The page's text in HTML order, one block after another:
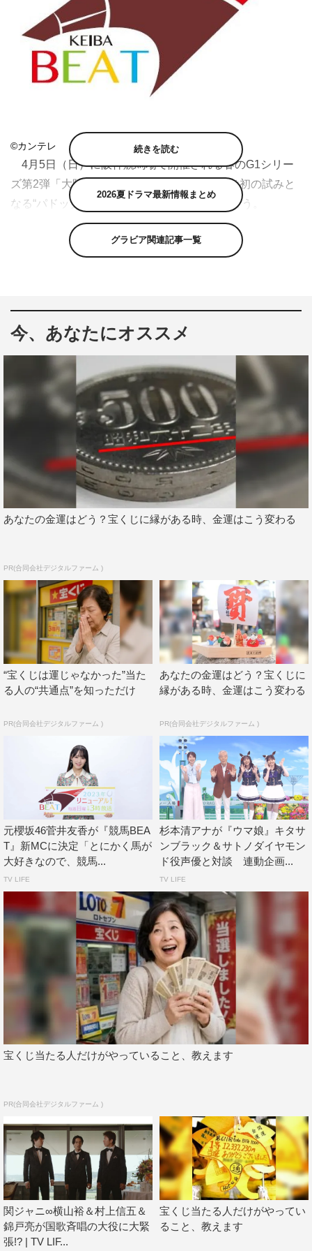
©カンテレ
4月5日（日）に阪神競馬場で開催される春のG1シリー
ズ第2弾「大阪杯」で、カンテレが競馬場では初の試みと
なる“パドック360度VRカメラライブ配信”を行う。
パドックの外側に無人で運用できる360度カメラ
(Insta360pro)を設置。そのカメラがとらえた映像をレース
テスト映像
スマートフォンのYouTubeアプリを使ってライブ配信を
見ると、パドックの様子を自分の見たい角度から見ること
ができ、さらにイヤホンをつければ蹄の音や馬の鳴き声ま
でクリアに聞こえる。お茶の間にいながら、まるでパドッ
クの特等席にいるような臨場感を味わうことができる。
央競馬会）は2月29日以降の中央競馬開催について無観客
で競走を実施しており、大阪杯も同様の措置がとられるこ
とが決定している。
『競馬BEAT』の片山健太プロデューサーは、「無人で運
用できるこのカメラを利用して、競馬場に行きたいけど行
けない競馬ファンに少しでも競馬場の臨場感を感じていた
だけたら」とコメントした。
“パドック360度VRカメラライブ配信”の閲覧方法
①YouTubeアプリがダウンロードされたスマートフォンを
用意。
②YouTubeチャンネル「はみだし競馬BEAT」で検索。
続きを読む
2026夏ドラマ最新情報まとめ
グラビア関連記事一覧
今、あなたにオススメ
あなたの金運はどう？宝くじに縁がある時、金運はこう変わる
PR(合同会社デジタルファーム )
“宝くじは運じゃなかった”当た
る人の“共通点”を知っただけ
PR(合同会社デジタルファーム )
あなたの金運はどう？宝くじに
縁がある時、金運はこう変わる
PR(合同会社デジタルファーム )
元櫻坂46菅井友香が『競馬BEA
T』新MCに決定「とにかく馬が
大好きなので、競馬...
TV LIFE
杉本清アナが『ウマ娘』キタサ
ンブラック＆サトノダイヤモン
ド役声優と対談 連動企画...
TV LIFE
宝くじ当たる人だけがやっていること、教えます
PR(合同会社デジタルファーム )
関ジャニ∞横山裕＆村上信五＆
錦戸亮が国歌斉唱の大役に大緊
張!? | TV LIF...
宝くじ当たる人だけがやってい
ること、教えます